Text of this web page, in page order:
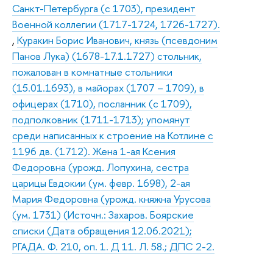
Санкт-Петербурга (с 1703), президент
Военной коллегии (1717-1724, 1726-1727).
, Куракин Борис Иванович, князь (псевдоним
Панов Лука) (1678-17.1.1727) стольник,
пожалован в комнатные стольники
(15.01.1693), в майорах (1707 – 1709), в
офицерах (1710), посланник (с 1709),
подполковник (1711-1713); упомянут
среди написанных к строение на Котлине с
1196 дв. (1712). Жена 1-ая Ксения
Федоровна (урожд. Лопухина, сестра
царицы Евдокии (ум. февр. 1698), 2-ая
Мария Федоровна (урожд. княжна Урусова
(ум. 1731) (Источн.: Захаров. Боярские
списки (Дата обращения 12.06.2021);
РГАДА. Ф. 210, оп. 1. Д 11. Л. 58.; ДПС 2-2.